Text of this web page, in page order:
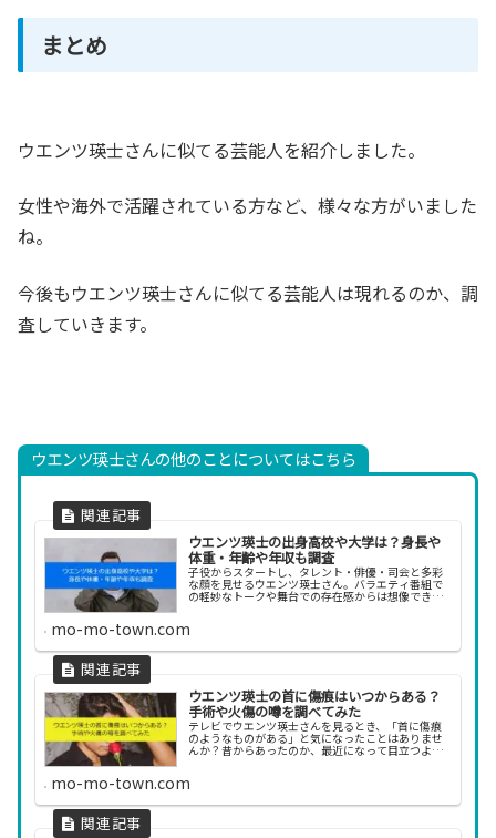
まとめ
ウエンツ瑛士さんに似てる芸能人を紹介しました。
女性や海外で活躍されている方など、様々な方がいました
ね。
今後もウエンツ瑛士さんに似てる芸能人は現れるのか、調
査していきます。
ウエンツ瑛士さんの他のことについてはこちら
ウエンツ瑛士の出身高校や大学は？身長や
体重・年齢や年収も調査
子役からスタートし、タレント・俳優・司会と多彩
な顔を見せるウエンツ瑛士さん。バラエティ番組で
の軽妙なトークや舞台での存在感からは想像できな
いほど、意外と知られていない一面もあるようで
身長や体重な...
mo-mo-town.com
ウエンツ瑛士の首に傷痕はいつからある？
手術や火傷の噂を調べてみた
テレビでウエンツ瑛士さんを見るとき、「首に傷痕
のようなものがある」と気になったことはありませ
んか？昔からあったのか、最近になって目立つよう
になったのか—この何気ない変化に、ふと目が留ま
は？」「火...
mo-mo-town.com